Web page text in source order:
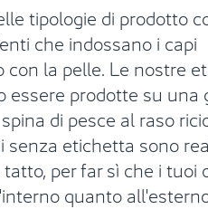
tipologie di prodotto
che indossano i capi
la pelle. Le nostre
prodotte su una
di pesce al raso
etichetta sono
per far sì che i tuoi
quanto